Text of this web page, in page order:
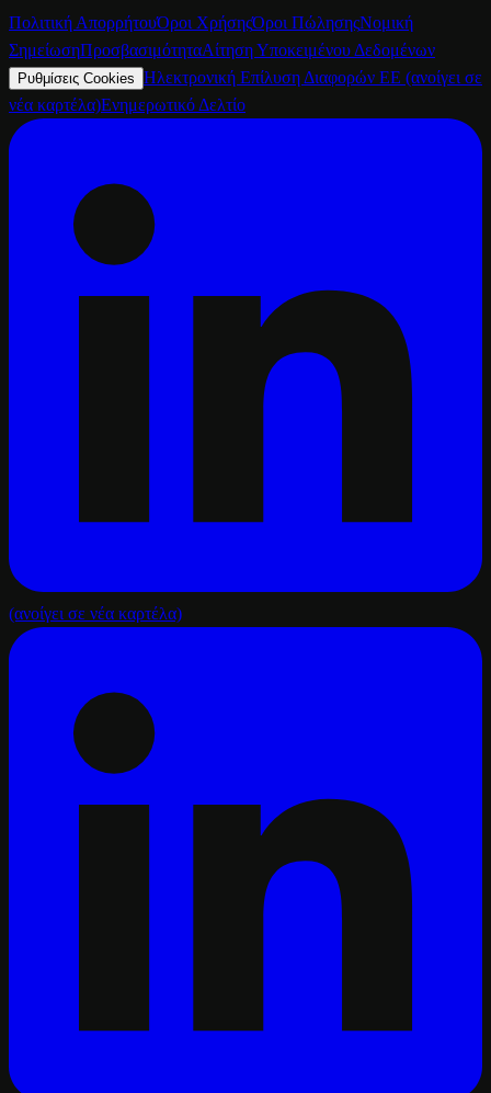
Πολιτική ΑπορρήτουΌροι ΧρήσηςΌροι ΠώλησηςΝομική
ΣημείωσηΠροσβασιμότηταΑίτηση Υποκειμένου Δεδομένων
Ρυθμίσεις Cookies Ηλεκτρονική Επίλυση Διαφορών ΕΕ (ανοίγει σε
νέα καρτέλα)Ενημερωτικό Δελτίο
(ανοίγει σε νέα καρτέλα)